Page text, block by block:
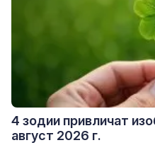
4 зодии привличат
август 2026 г.